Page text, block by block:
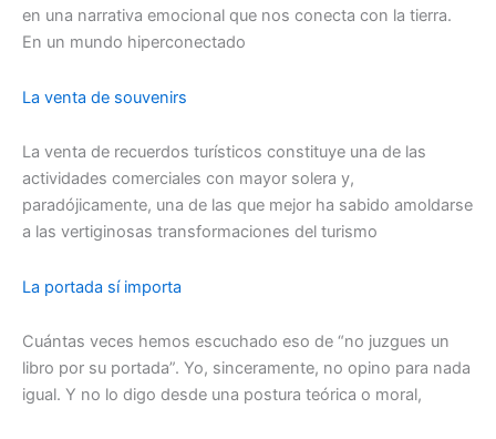
en una narrativa emocional que nos conecta con la tierra.
En un mundo hiperconectado
La venta de souvenirs
La venta de recuerdos turísticos constituye una de las
actividades comerciales con mayor solera y,
paradójicamente, una de las que mejor ha sabido amoldarse
a las vertiginosas transformaciones del turismo
La portada sí importa
Cuántas veces hemos escuchado eso de “no juzgues un
libro por su portada”. Yo, sinceramente, no opino para nada
igual. Y no lo digo desde una postura teórica o moral,